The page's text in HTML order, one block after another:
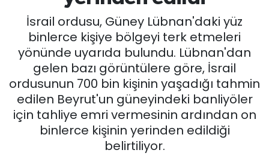
İsrail ordusu, Güney Lübnan'daki yüz
binlerce kişiye bölgeyi terk etmeleri
yönünde uyarıda bulundu. Lübnan'dan
gelen bazı görüntülere göre, İsrail
ordusunun 700 bin kişinin yaşadığı tahmin
edilen Beyrut'un güneyindeki banliyöler
için tahliye emri vermesinin ardından on
binlerce kişinin yerinden edildiği
belirtiliyor.
Son Dakika Haberleri
Haber Arşivi